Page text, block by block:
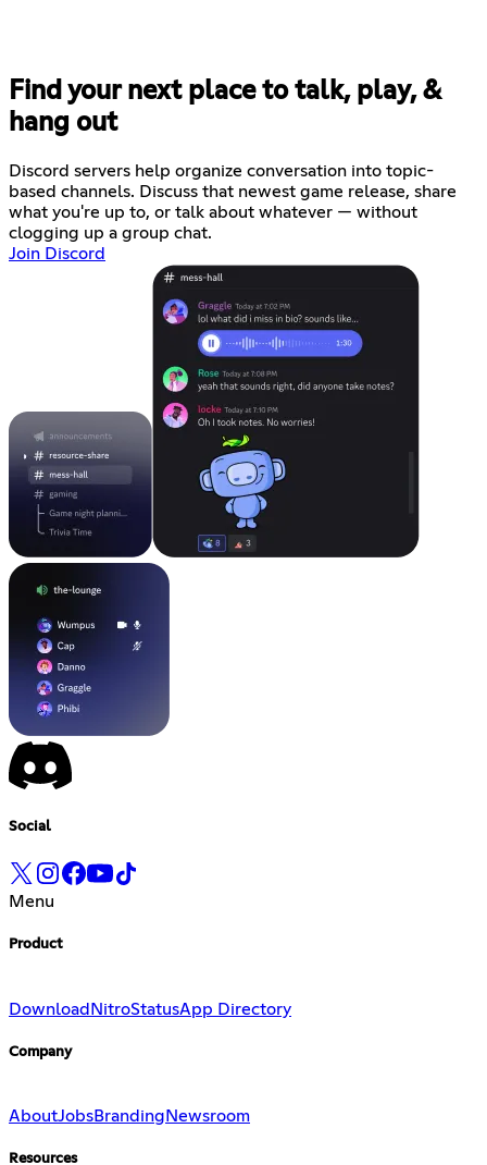
Find your next place to talk, play, &
hang out
Discord servers help organize conversation into topic-
based channels. Discuss that newest game release, share
what you're up to, or talk about whatever — without
clogging up a group chat.
Join Discord
Social
Menu
Product
DownloadNitroStatusApp Directory
Company
AboutJobsBranding Newsroom
Resources